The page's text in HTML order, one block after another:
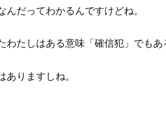
だってわかるんですけどね。
たしはある意味「確信犯」でもあ
りますしね。